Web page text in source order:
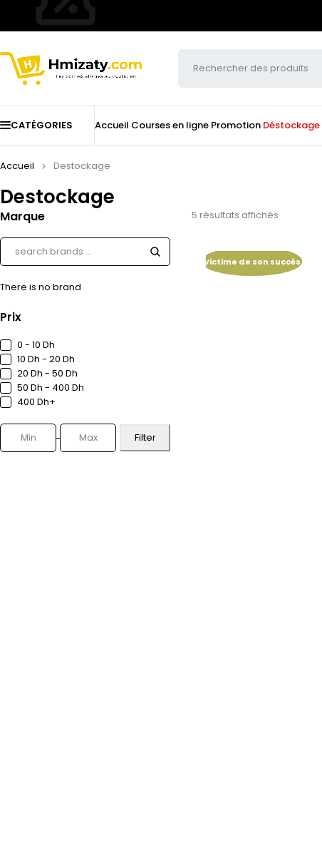
CATÉGORIES Accueil Courses en ligne Promotion Déstockage
Destockage
Accueil Destockage
Marque
There is no brand
Prix
0 - 10 Dh
10 Dh - 20 Dh
20 Dh - 50 Dh
50 Dh - 400 Dh
400 Dh+
Filter
5 résultats affichés
Victime de son succès